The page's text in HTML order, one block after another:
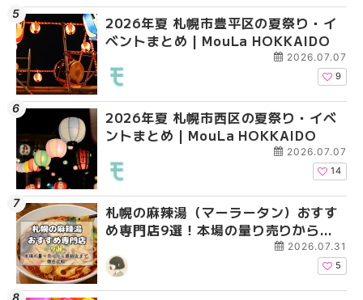
2026年夏 札幌市豊平区の夏祭り・イ
ベントまとめ | MouLa HOKKAIDO
2026.07.07
9
2026年夏 札幌市西区の夏祭り・イベ
ントまとめ | MouLa HOKKAIDO
2026.07.07
14
札幌の麻辣湯（マーラータン）おすす
め専門店9選！本場の量り売りから最
新店まで徹底比較 | MouLa
HOKKAIDO
2026.07.31
5
2026年夏 札幌市清田
ベントまとめ |
2026年夏 札幌市中央
ベントまとめ |
2026年夏 札幌市北区
ントまとめ | MouLa
2026年夏 札幌市手稲
ベントまとめ |
2026年夏 札幌市清田
ベントまとめ |
2026年夏 札幌市豊平
ベントまとめ |